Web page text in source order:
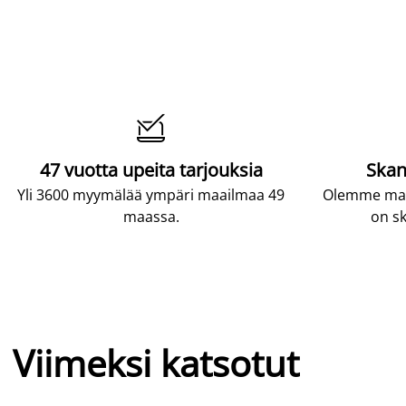

47 vuotta upeita tarjouksia
Yli 3600 myymälää ympäri maailmaa 49
maassa.
Olemme
on
Viimeksi katsotut